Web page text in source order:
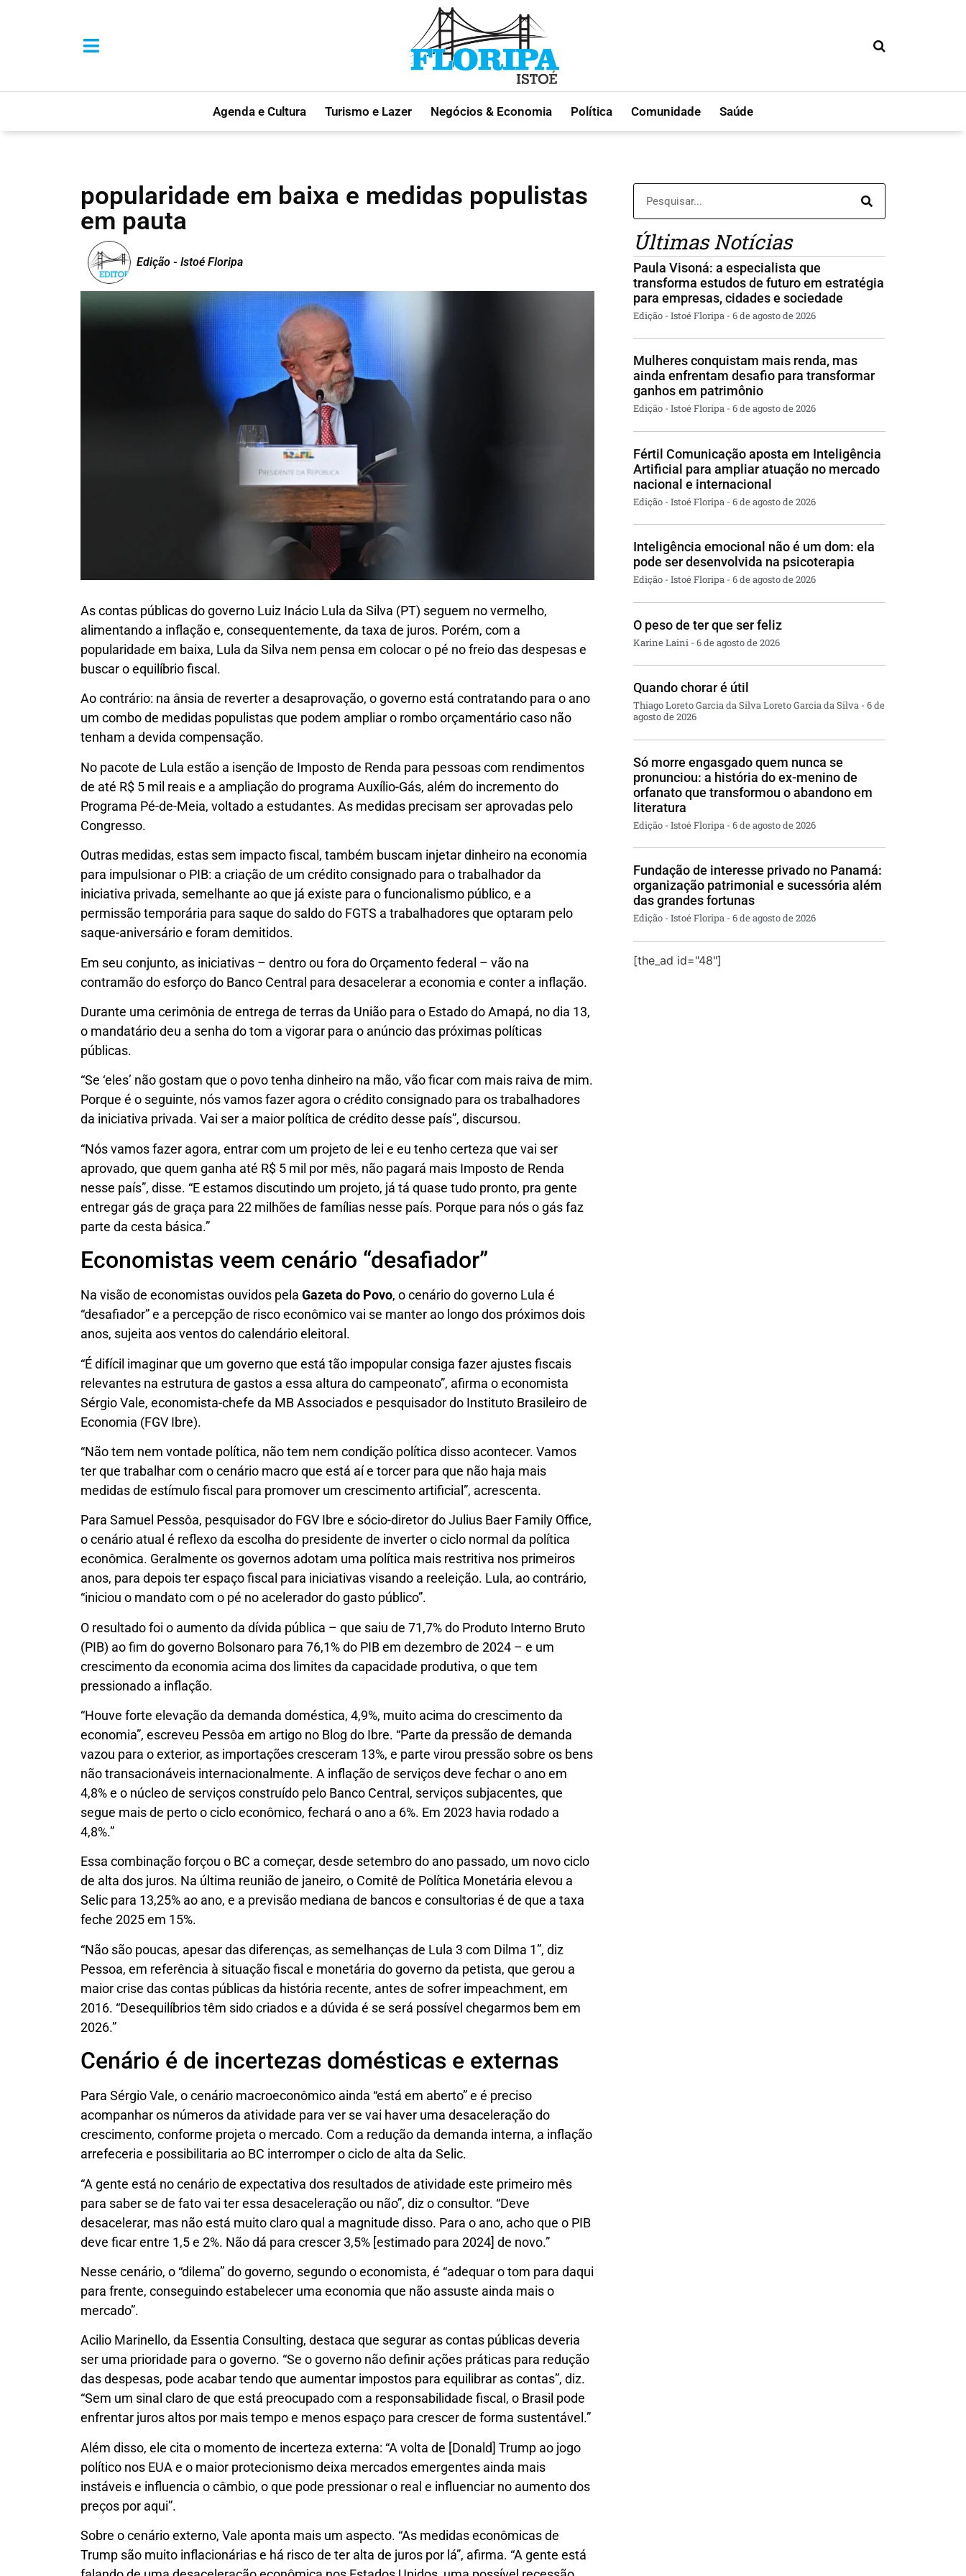
Agenda e Cultura Turismo e Lazer Negócios & Economia Política Comunidade Saúde
popularidade em baixa e medidas populistas
em pauta
Edição - Istoé Floripa
As contas públicas do governo Luiz Inácio Lula da Silva (PT) seguem no vermelho,
alimentando a inflação e, consequentemente, da taxa de juros. Porém, com a
popularidade em baixa, Lula da Silva nem pensa em colocar o pé no freio das despesas e
buscar o equilíbrio fiscal.
Ao contrário: na ânsia de reverter a desaprovação, o governo está contratando para o ano
um combo de medidas populistas que podem ampliar o rombo orçamentário caso não
tenham a devida compensação.
No pacote de Lula estão a isenção de Imposto de Renda para pessoas com rendimentos
de até R$ 5 mil reais e a ampliação do programa Auxílio-Gás, além do incremento do
Programa Pé-de-Meia, voltado a estudantes. As medidas precisam ser aprovadas pelo
Congresso.
Outras medidas, estas sem impacto fiscal, também buscam injetar dinheiro na economia
para impulsionar o PIB: a criação de um crédito consignado para o trabalhador da
iniciativa privada, semelhante ao que já existe para o funcionalismo público, e a
permissão temporária para saque do saldo do FGTS a trabalhadores que optaram pelo
saque-aniversário e foram demitidos.
Em seu conjunto, as iniciativas – dentro ou fora do Orçamento federal – vão na
contramão do esforço do Banco Central para desacelerar a economia e conter a inflação.
Durante uma cerimônia de entrega de terras da União para o Estado do Amapá, no dia 13,
o mandatário deu a senha do tom a vigorar para o anúncio das próximas políticas
públicas.
“Se ‘eles’ não gostam que o povo tenha dinheiro na mão, vão ficar com mais raiva de mim.
Porque é o seguinte, nós vamos fazer agora o crédito consignado para os trabalhadores
da iniciativa privada. Vai ser a maior política de crédito desse país”, discursou.
“Nós vamos fazer agora, entrar com um projeto de lei e eu tenho certeza que vai ser
aprovado, que quem ganha até R$ 5 mil por mês, não pagará mais Imposto de Renda
nesse país”, disse. “E estamos discutindo um projeto, já tá quase tudo pronto, pra gente
entregar gás de graça para 22 milhões de famílias nesse país. Porque para nós o gás faz
parte da cesta básica.”
Economistas veem cenário “desafiador”
Na visão de economistas ouvidos pela Gazeta do Povo, o cenário do governo Lula é
“desafiador” e a percepção de risco econômico vai se manter ao longo dos próximos dois
anos, sujeita aos ventos do calendário eleitoral.
“É difícil imaginar que um governo que está tão impopular consiga fazer ajustes fiscais
relevantes na estrutura de gastos a essa altura do campeonato”, afirma o economista
Sérgio Vale, economista-chefe da MB Associados e pesquisador do Instituto Brasileiro de
Economia (FGV Ibre).
“Não tem nem vontade política, não tem nem condição política disso acontecer. Vamos
ter que trabalhar com o cenário macro que está aí e torcer para que não haja mais
medidas de estímulo fiscal para promover um crescimento artificial”, acrescenta.
Para Samuel Pessôa, pesquisador do FGV Ibre e sócio-diretor do Julius Baer Family Office,
o cenário atual é reflexo da escolha do presidente de inverter o ciclo normal da política
econômica. Geralmente os governos adotam uma política mais restritiva nos primeiros
anos, para depois ter espaço fiscal para iniciativas visando a reeleição. Lula, ao contrário,
“iniciou o mandato com o pé no acelerador do gasto público”.
O resultado foi o aumento da dívida pública – que saiu de 71,7% do Produto Interno Bruto
(PIB) ao fim do governo Bolsonaro para 76,1% do PIB em dezembro de 2024 – e um
crescimento da economia acima dos limites da capacidade produtiva, o que tem
pressionado a inflação.
“Houve forte elevação da demanda doméstica, 4,9%, muito acima do crescimento da
economia”, escreveu Pessôa em artigo no Blog do Ibre. “Parte da pressão de demanda
vazou para o exterior, as importações cresceram 13%, e parte virou pressão sobre os bens
não transacionáveis internacionalmente. A inflação de serviços deve fechar o ano em
4,8% e o núcleo de serviços construído pelo Banco Central, serviços subjacentes, que
segue mais de perto o ciclo econômico, fechará o ano a 6%. Em 2023 havia rodado a
4,8%.”
Essa combinação forçou o BC a começar, desde setembro do ano passado, um novo ciclo
de alta dos juros. Na última reunião de janeiro, o Comitê de Política Monetária elevou a
Selic para 13,25% ao ano, e a previsão mediana de bancos e consultorias é de que a taxa
feche 2025 em 15%.
“Não são poucas, apesar das diferenças, as semelhanças de Lula 3 com Dilma 1”, diz
Pessoa, em referência à situação fiscal e monetária do governo da petista, que gerou a
maior crise das contas públicas da história recente, antes de sofrer impeachment, em
2016. “Desequilíbrios têm sido criados e a dúvida é se será possível chegarmos bem em
2026.”
Cenário é de incertezas domésticas e externas
Para Sérgio Vale, o cenário macroeconômico ainda “está em aberto” e é preciso
acompanhar os números da atividade para ver se vai haver uma desaceleração do
crescimento, conforme projeta o mercado. Com a redução da demanda interna, a inflação
arrefeceria e possibilitaria ao BC interromper o ciclo de alta da Selic.
“A gente está no cenário de expectativa dos resultados de atividade este primeiro mês
para saber se de fato vai ter essa desaceleração ou não”, diz o consultor. “Deve
desacelerar, mas não está muito claro qual a magnitude disso. Para o ano, acho que o PIB
deve ficar entre 1,5 e 2%. Não dá para crescer 3,5% [estimado para 2024] de novo.”
Nesse cenário, o “dilema” do governo, segundo o economista, é “adequar o tom para daqui
para frente, conseguindo estabelecer uma economia que não assuste ainda mais o
mercado”.
Acilio Marinello, da Essentia Consulting, destaca que segurar as contas públicas deveria
ser uma prioridade para o governo. “Se o governo não definir ações práticas para redução
das despesas, pode acabar tendo que aumentar impostos para equilibrar as contas”, diz.
“Sem um sinal claro de que está preocupado com a responsabilidade fiscal, o Brasil pode
enfrentar juros altos por mais tempo e menos espaço para crescer de forma sustentável.”
Além disso, ele cita o momento de incerteza externa: “A volta de [Donald] Trump ao jogo
político nos EUA e o maior protecionismo deixa mercados emergentes ainda mais
instáveis e influencia o câmbio, o que pode pressionar o real e influenciar no aumento dos
preços por aqui”.
Sobre o cenário externo, Vale aponta mais um aspecto. “As medidas econômicas de
Trump são muito inflacionárias e há risco de ter alta de juros por lá”, afirma. “A gente está
Últimas Notícias
Paula Visoná: a especialista que
transforma estudos de futuro em estratégia
para empresas, cidades e sociedade
Edição - Istoé Floripa 6 de agosto de 2026
Mulheres conquistam mais renda, mas
ainda enfrentam desafio para transformar
ganhos em patrimônio
Edição - Istoé Floripa 6 de agosto de 2026
Fértil Comunicação aposta em Inteligência
Artificial para ampliar atuação no mercado
nacional e internacional
Edição - Istoé Floripa 6 de agosto de 2026
Inteligência emocional não é um dom: ela
pode ser desenvolvida na psicoterapia
Edição - Istoé Floripa 6 de agosto de 2026
O peso de ter que ser feliz
Karine Laini 6 de agosto de 2026
Quando chorar é útil
Thiago Loreto Garcia da Silva Loreto Garcia da Silva
6 de
agosto de 2026
Só morre engasgado quem nunca se
pronunciou: a história do ex-menino de
orfanato que transformou o abandono em
literatura
Edição - Istoé Floripa 6 de agosto de 2026
Fundação de interesse privado no Panamá:
organização patrimonial e sucessória além
das grandes fortunas
Edição - Istoé Floripa 6 de agosto de 2026
[the_ad id="48"]